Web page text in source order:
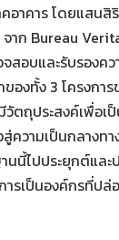
อาคาร โดยแสนสิ
าก Bureau
สอบและรับรองค
องทั้ง 3 โครงกา
ตถุประสงค์เพื่อเ
ความเป็นกลางท
นี้ไปประยุกต์และ
รเป็นองค์กรที่ปล่